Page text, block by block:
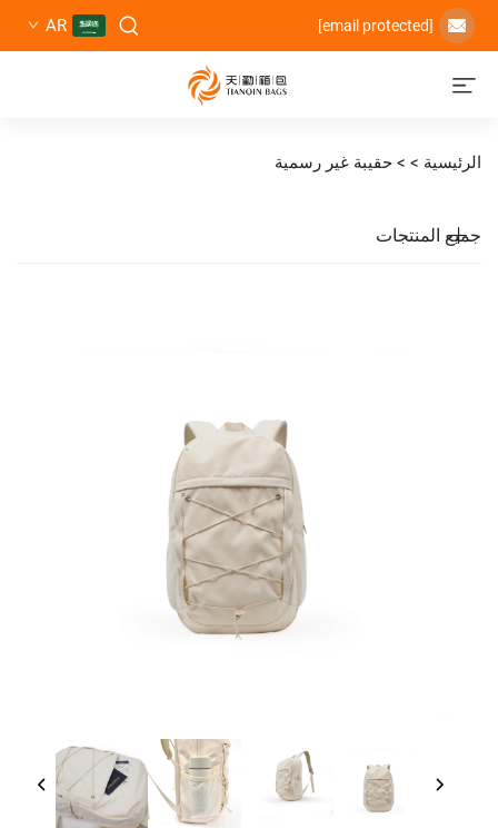
AR
حقيبة غير رسمية